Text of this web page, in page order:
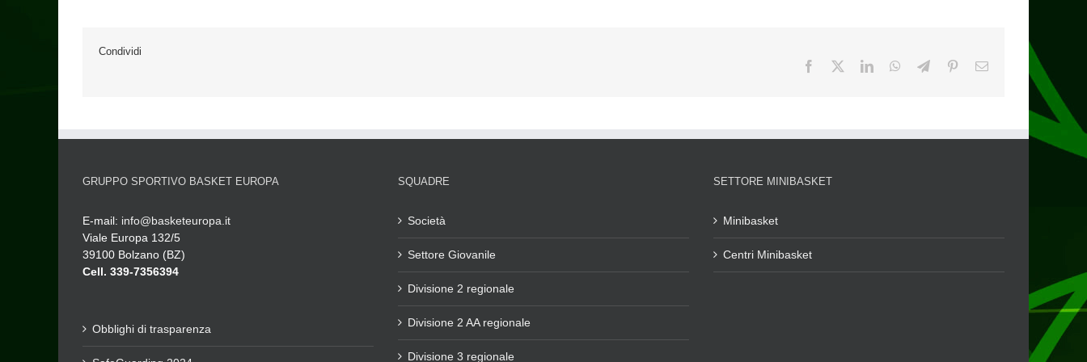
Condividi
GRUPPO SPORTIVO BASKET EUROPA
E-mail: info@basketeuropa.it
Viale Europa 132/5
39100 Bolzano (BZ)
Cell. 339-7356394
Obblighi di trasparenza
SQUADRE
Società
Settore Giovanile
Divisione 2 regionale
Divisione 2 AA regionale
Divisione 3 regionale
SETTORE MINIBASKET
Minibasket
Centri Minibasket